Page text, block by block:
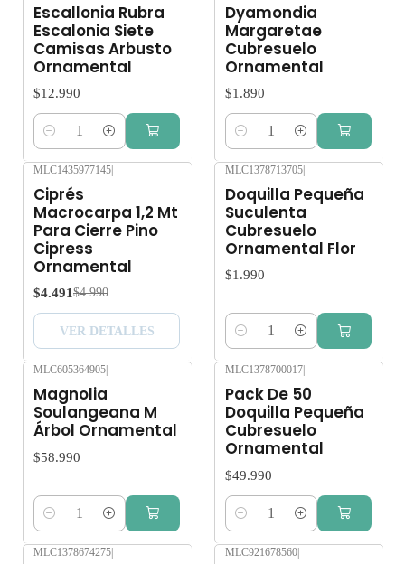
Escallonia Rubra
Escalonia Siete
Camisas Arbusto
Ornamental
$12.990
Cantidad
Dyamondia
Margaretae
Cubresuelo
Ornamental
$1.890
Cantidad
Agotado
MLC1435977145|
Ciprés
Macrocarpa 1,2 Mt
Para Cierre Pino
Cipress
Ornamental
$4.491 $4.990
VER DETALLES
MLC1378713705|
Doquilla Pequeña
Suculenta
Cubresuelo
Ornamental Flor
$1.990
Cantidad
MLC605364905
Magnolia
Soulangeana M
Árbol Ornamental
$58.990
Cantidad
MLC1378700017
Pack De 50
Doquilla Pequeña
Cubresuelo
Ornamental
$49.990
Cantidad
MLC1378674275| MLC921678560|